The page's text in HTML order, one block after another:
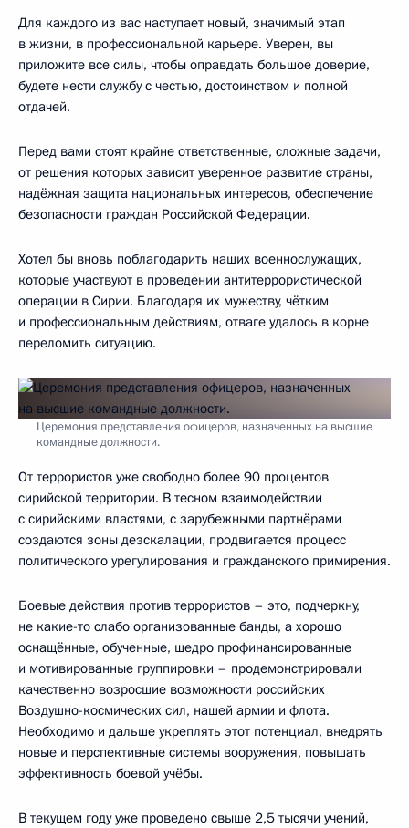
Для каждого из вас наступает новый, значимый этап
в жизни, в профессиональной карьере. Уверен, вы
приложите все силы, чтобы оправдать большое доверие,
будете нести службу с честью, достоинством и полной
отдачей.
Перед вами стоят крайне ответственные, сложные задачи,
от решения которых зависит уверенное развитие страны,
надёжная защита национальных интересов, обеспечение
безопасности граждан Российской Федерации.
Хотел бы вновь поблагодарить наших военнослужащих,
которые участвуют в проведении антитеррористической
операции в Сирии. Благодаря их мужеству, чётким
и профессиональным действиям, отваге удалось в корне
переломить ситуацию.
Церемония представления офицеров, назначенных на высшие
командные должности.
От террористов уже свободно более 90 процентов
сирийской территории. В тесном взаимодействии
с сирийскими властями, с зарубежными партнёрами
создаются зоны деэскалации, продвигается процесс
политического урегулирования и гражданского примирения.
Боевые действия против террористов – это, подчеркну,
не какие-то слабо организованные банды, а хорошо
оснащённые, обученные, щедро профинансированные
и мотивированные группировки – продемонстрировали
качественно возросшие возможности российских
Воздушно-космических сил, нашей армии и флота.
Необходимо и дальше укреплять этот потенциал, внедрять
новые и перспективные системы вооружения, повышать
эффективность боевой учёбы.
В текущем году уже проведено свыше 2,5 тысячи учений,